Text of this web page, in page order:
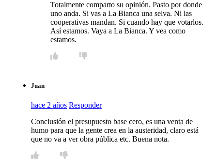
Totalmente comparto su opinión. Pasto por donde
uno anda. Si vas a La Bianca una selva. Ni las
cooperativas mandan. Si cuando hay que votarlos.
Así estamos. Vaya a La Bianca. Y vea como
estamos.
Juan
hace 2 años Responder
Conclusión el presupuesto base cero, es una venta de
humo para que la gente crea en la austeridad, claro está
que no va a ver obra pública etc. Buena nota.